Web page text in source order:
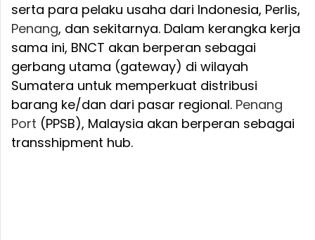
serta para pelaku usaha dari Indonesia, Perlis,
Penang, dan sekitarnya. Dalam kerangka kerja
sama ini, BNCT akan berperan sebagai
gerbang utama (gateway) di wilayah
Sumatera untuk memperkuat distribusi
barang ke/dan dari pasar regional. Penang
Port (PPSB), Malaysia akan berperan sebagai
transshipment hub.